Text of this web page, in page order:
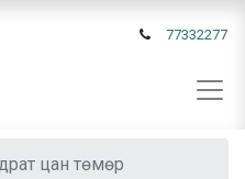
77332277
цан төмөр